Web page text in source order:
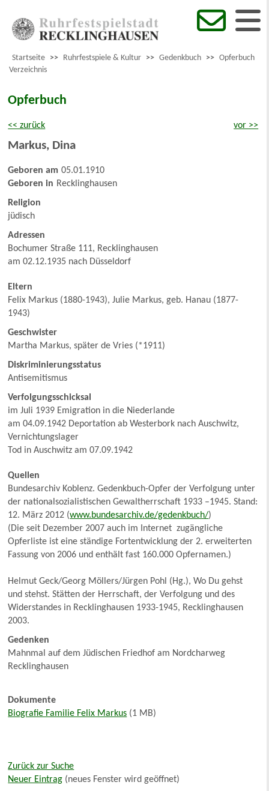
Startseite >> Ruhrfestspiele & Kultur >> Gedenkbuch >> Opferbuch
Verzeichnis
Opferbuch
<< zurück vor >>
Markus, Dina
Geboren am 05.01.1910
Geboren in Recklinghausen
Religion
jüdisch
Adressen
Bochumer Straße 111, Recklinghausen
am 02.12.1935 nach Düsseldorf
Eltern
Felix Markus (1880-1943), Julie Markus, geb. Hanau (1877-
1943)
Geschwister
Martha Markus, später de Vries (*1911)
Diskriminierungsstatus
Antisemitismus
Verfolgungsschicksal
im Juli 1939 Emigration in die Niederlande
am 04.09.1942 Deportation ab Westerbork nach Auschwitz,
Vernichtungslager
Tod in Auschwitz am 07.09.1942
Quellen
Bundesarchiv Koblenz. Gedenkbuch-Opfer der Verfolgung unter
der nationalsozialistischen Gewaltherrschaft 1933 –1945. Stand:
12. März 2012 (www.bundesarchiv.de/gedenkbuch/)
(Die seit Dezember 2007 auch im Internet zugängliche
Opferliste ist eine ständige Fortentwicklung der 2. erweiterten
Fassung von 2006 und enthält fast 160.000 Opfernamen.)
Helmut Geck/Georg Möllers/Jürgen Pohl (Hg.), Wo Du gehst
und stehst. Stätten der Herrschaft, der Verfolgung und des
Widerstandes in Recklinghausen 1933-1945, Recklinghausen
2003.
Gedenken
Mahnmal auf dem Jüdischen Friedhof am Nordcharweg
Recklinghausen
Dokumente
Biografie Familie Felix Markus (1 MB)
Zurück zur Suche
Neuer Eintrag (neues Fenster wird geöffnet)